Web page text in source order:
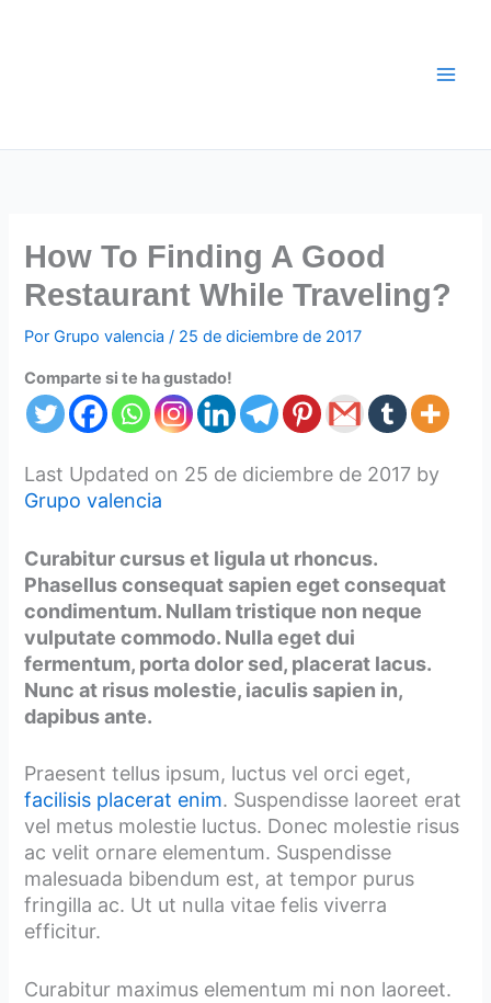
How To Finding A Good
Restaurant While Traveling?
PorGrupo valencia/ 25 de diciembre de 2017
Comparte si te ha gustado!
Last Updated on 25 de diciembre de 2017 by
Grupo valencia
Curabitur cursus et ligula ut rhoncus.
Phasellus consequat sapien eget consequat
condimentum. Nullam tristique non neque
vulputate commodo. Nulla eget dui
fermentum, porta dolor sed, placerat lacus.
Nunc at risus molestie, iaculis sapien in,
dapibus ante.
Praesent tellus ipsum, luctus vel orci eget,
facilisis placerat enim. Suspendisse laoreet erat
vel metus molestie luctus. Donec molestie risus
ac velit ornare elementum. Suspendisse
malesuada bibendum est, at tempor purus
fringilla ac. Ut ut nulla vitae felis viverra
efficitur.
Curabitur maximus elementum mi non laoreet.